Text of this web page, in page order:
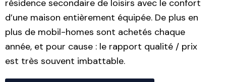
résidence secondaire de loisirs avec le confort
d’une maison entièrement équipée. De plus en
plus de mobil-homes sont achetés chaque
année, et pour cause : le rapport qualité / prix
est très souvent imbattable.